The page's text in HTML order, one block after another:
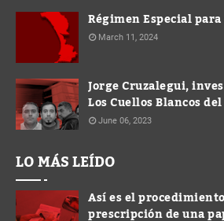
Régimen Especial
March 11, 2024
Jorge Cruzalegui,
Los Cuellos Blancos
cargo de Gerente en la
June 06, 2023
LO MÁS LEÍDO
Así es el
prescripción de una